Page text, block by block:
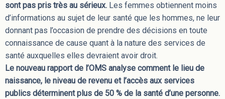
sont pas pris très au sérieux. Les femmes obtiennent moins
d’informations au sujet de leur santé que les hommes, ne leur
donnant pas l’occasion de prendre des décisions en toute
connaissance de cause quant à la nature des services de
santé auxquelles elles devraient avoir droit.
Le nouveau rapport de l’OMS analyse comment le lieu de
naissance, le niveau de revenu et l’accès aux services
publics déterminent plus de 50 % de la santé d’une personne.